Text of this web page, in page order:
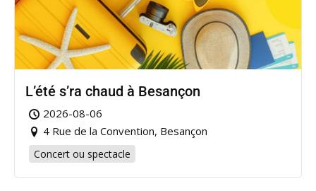
L’été s’ra chaud à Besançon
2026-08-06
4 Rue de la Convention, Besançon
Concert ou spectacle